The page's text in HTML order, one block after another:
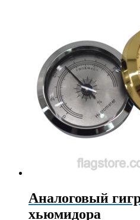
Аналоговый
хьюмидора